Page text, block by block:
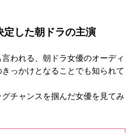
定した朝ドラの主演
われる、朝ドラ女優のオーディ
っかけとなることでも知られて
チャンスを掴んだ女優を見てみ